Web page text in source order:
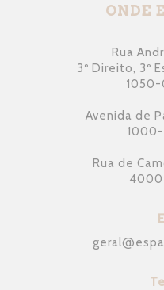
ONDE
Rua
3º Direito, 3º
Avenida de
Rua de
geral@